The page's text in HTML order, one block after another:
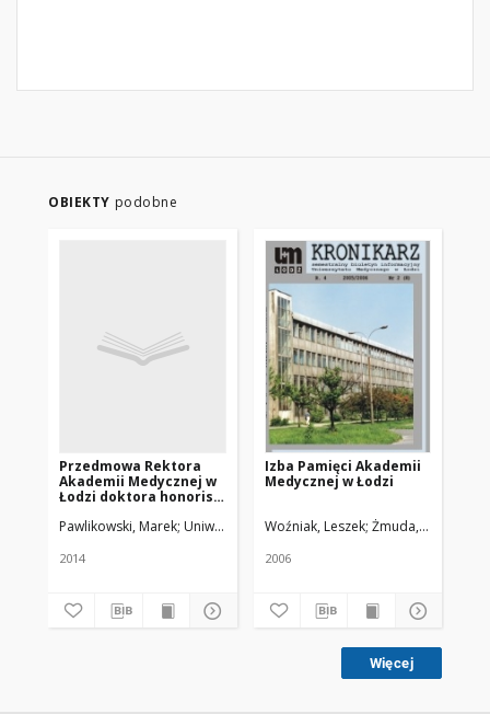
OBIEKTY podobne
Przedmowa Rektora
Akademii Medycznej w
Łodzi doktora honoris
Medycznego w Łodzi i
Medycznego w
Pawlikowski, Marek Uniwersytet Medyczny w Łodzi
2014
Izba Pamięci Akademii
Medycznej w Łodzi
Woźniak, Leszek Żmuda, Ryszard.
2006
Więcej